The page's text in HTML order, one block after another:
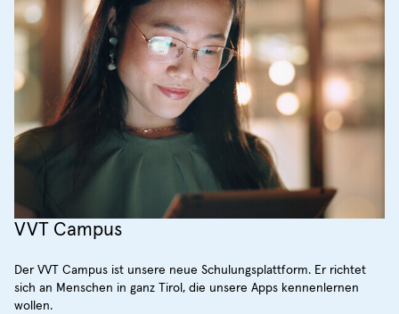
VVT Campus
Der VVT Campus ist unsere neue Schulungsplattform. Er richtet
sich an Menschen in ganz Tirol, die unsere Apps kennenlernen
wollen.
Schule, Lehre & Studium
Alle Informationen zum Schul-, Lehr- und Studiumsstart.
Mehr dazu
Alles zum KlimaTicket
Mit dem KlimaTicket können alle öffentlichen Verkehrsmittel in
ganz Tirol ein Jahr lang genutzt werden.